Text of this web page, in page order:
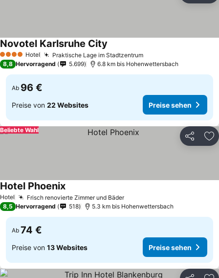
4 Sterne Hotel Praktische Lage im StadtzentrumPreise sehen
Novotel Karlsruhe City
8,8 Hervorragend 5.699 6.8 km bis Hohenwettersbach
Ab 96 €
Preise von 22 Websites Preise sehen
Teilen
Beliebte Wahl
Hotel Frisch renovierte Zimmer und BäderPreise sehen
Hotel PhoenixPreise sehen
8,5 Hervorragend 518 5.3 km bis Hohenwettersbach
Ab 74 €
Preise von 13 Websites Preise sehen